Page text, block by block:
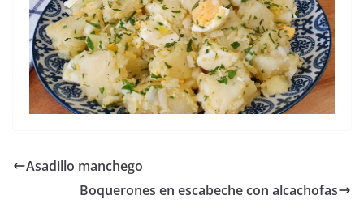
Asadillo manchego
Boquerones en escabeche con alcachofas